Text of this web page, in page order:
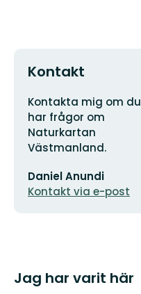
Kontakt
Adress
Kontakta mig om du
har frågor om
Naturkartan
Västmanland.
postadress
Daniel Anundi
Kontakt via e-post
Jag har varit här